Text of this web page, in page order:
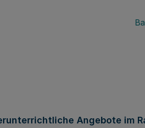
Angebote im